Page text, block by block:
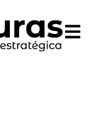
Open